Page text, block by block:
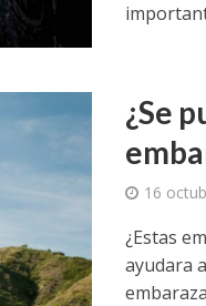
¿Se
16
¿Estas
ayudara